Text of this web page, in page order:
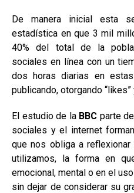
De manera inicial esta
estadística en que 3 mil
40% del total de la
sociales en línea con un
dos horas diarias en estas
publicando, otorgando
El estudio de laBBC parte
sociales y el internet
que nos obliga a
utilizamos, la forma en
emocional, mental o en el
sin dejar de considerar su